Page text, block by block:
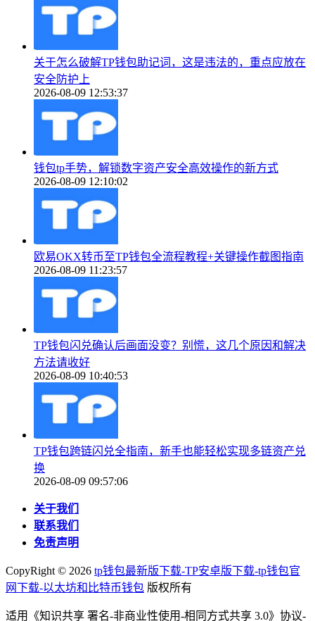
关于怎么破解TP钱包助记词，这是违法的，重点应放在
安全防护上
2026-08-09 12:53:37
钱包tp手势，解锁数字资产安全高效操作的新方式
2026-08-09 12:10:02
欧易OKX转币至TP钱包全流程教程+关键操作截图指南
2026-08-09 11:23:57
TP钱包闪兑确认后画面没变？别慌，这几个原因和解决
方法请收好
2026-08-09 10:40:53
TP钱包跨链闪兑全指南，新手也能轻松实现多链资产兑
换
2026-08-09 09:57:06
关于我们
联系我们
免责声明
CopyRight © 2026 tp钱包最新版下载-TP安卓版下载-tp钱包官
网下载-以太坊和比特币钱包 版权所有
适用《知识共享 署名-非商业性使用-相同方式共享 3.0》协议-